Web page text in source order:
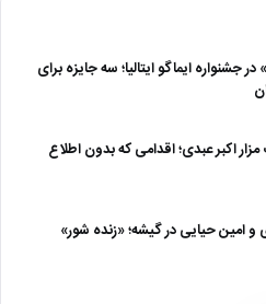
جشنواره ایماگو ایتالیا؛ سه جایزه برای
اکبر عبدی؛ اقدامی که بدون اطلاع
و امین حیایی در گیشه؛ «زنده شور»